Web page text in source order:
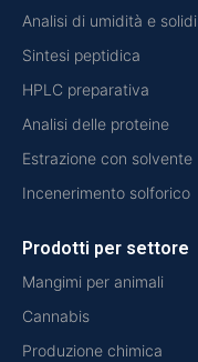
Analisi di umidità e solidi
Sintesi peptidica
HPLC preparativa
Analisi delle proteine
Estrazione con solvente
Incenerimento solforico
Prodotti per settore
Mangimi per animali
Cannabis
Produzione chimica